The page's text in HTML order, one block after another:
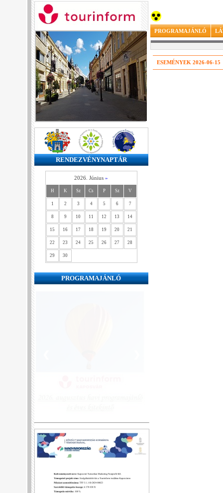
RENDEZVÉNYNAPTÁR
2026. Június »
H K Sz Cs P Sz V
1 2 3 4 5 6 7
8 9 10 11 12 13 14
15 16 17 18 19 20 21
22 23 24 25 26 27 28
29 30
PROGRAMAJÁNLÓ
PROGRAMAJÁNLÓ
ESEMÉNYEK 2026-06-15